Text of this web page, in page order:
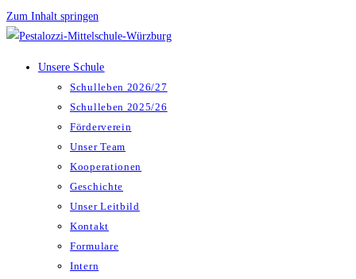
Zum Inhalt springen
Unsere Schule
Schulleben 2026/27
Schulleben 2025/26
Förderverein
Unser Team
Kooperationen
Geschichte
Unser Leitbild
Kontakt
Formulare
Intern